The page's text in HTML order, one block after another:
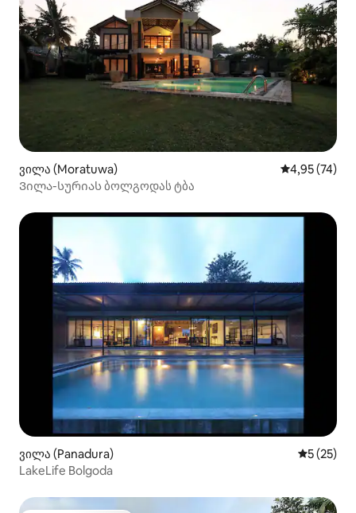
ვილა (Moratuwa) საშუალო
4,95 (74)
Ვილა-სურიას ბოლგოდას ტბა
ვილა (Panadura) საშუალო
5 (25)
LakeLife Bolgoda